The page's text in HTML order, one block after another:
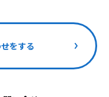
をする